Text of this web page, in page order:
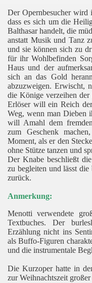
Der Opernbesucher wird
dass es sich um die
Balthasar handelt, die
anstatt Musik und Tanz
und sie können sich zu
für ihr Wohlbefinden
Haus und der
sich an das Gold
abzuzweigen. Erwischt,
die Könige verzeihen
Erlöser will ein Reich
Weg, wenn man Dieben
will Amahl dem
zum Geschenk
Moment, als er den
ohne Stütze tanzen und
Der Knabe beschließt
zu begleiten und lässt
zurück.
Anmerkung:
Menotti verwendete
Textbuches. Der
Erzählung nicht ins
als Buffo-Figuren
und die instrumentale
Die Kurzoper hatte in
zur Weihnachtszeit